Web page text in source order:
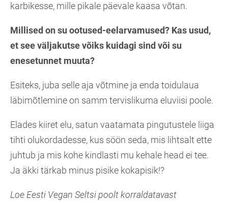
karbikesse, mille pikale päevale kaasa võtan.
Millised on su ootused-eelarvamused? Kas usud,
et see väljakutse võiks kuidagi sind või su
enesetunnet muuta?
Esiteks, juba selle aja võtmine ja enda toidulaua
läbimõtlemine on samm tervislikuma eluviisi poole.
Elades kiiret elu, satun vaatamata pingutustele liiga
tihti olukordadesse, kus söön seda, mis lihtsalt ette
juhtub ja mis kohe kindlasti mu kehale head ei tee.
Ja äkki tärkab minus pisike kokapisik!?
Loe Eesti Vegan Seltsi poolt korraldatavast